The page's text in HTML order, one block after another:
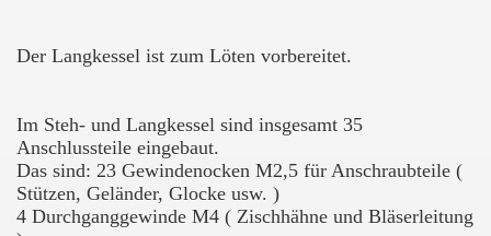
Der Langkessel ist zum Löten vorbereitet.
Im Steh- und Langkessel sind insgesamt 35
Anschlussteile eingebaut.
Das sind: 23 Gewindenocken M2,5 für Anschraubteile (
Stützen, Geländer, Glocke usw. )
4 Durchganggewinde M4 ( Zischhähne und Bläserleitung